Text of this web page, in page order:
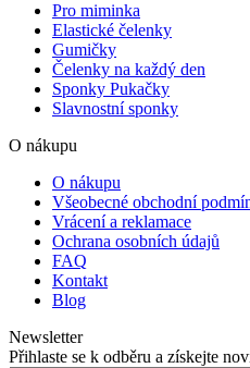
Pro miminka
Elastické čelenky
Gumičky
Čelenky na každý den
Sponky Pukačky
Slavnostní sponky
O nákupu
O nákupu
Všeobecné obchodní
Vrácení a reklamace
Ochrana osobních údajů
FAQ
Kontakt
Blog
Newsletter
Přihlaste se k odběru a získejte